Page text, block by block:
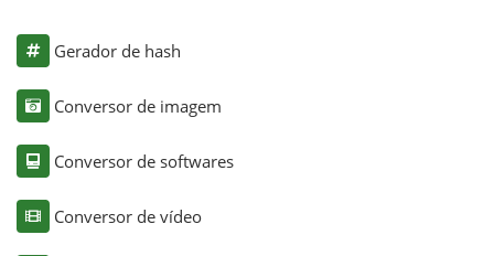
Gerador de hash
Conversor de imagem
Conversor de softwares
Conversor de vídeo